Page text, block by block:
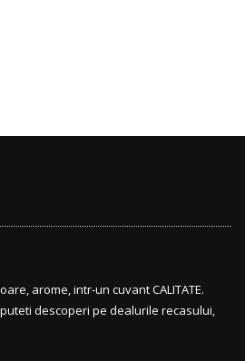
arome, intr-un cuvant CALITATE.
descoperi pe dealurile recasului,